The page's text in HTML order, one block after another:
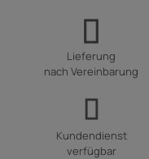
Lieferung
nach Vereinbarung
Kundendienst
verfügbar